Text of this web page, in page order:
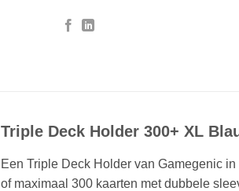
Triple Deck Holder 300+ XL
Een Triple Deck Holder van Gamegenic
of maximaal 300 kaarten met dubbele